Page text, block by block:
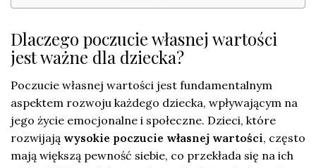
Dlaczego poczucie własnej wartości
jest ważne dla dziecka?
Poczucie własnej wartości jest fundamentalnym
aspektem rozwoju każdego dziecka, wpływającym na
jego życie emocjonalne i społeczne. Dzieci, które
rozwijają wysokie poczucie własnej wartości, często
mają większą pewność siebie, co przekłada się na ich